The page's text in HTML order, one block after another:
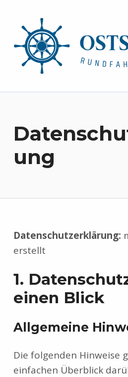
ung
Datenschutzerklärung:
erstellt
1.
einen Blick
Allgemeine
Die folgenden Hinweise
einfachen Überblick